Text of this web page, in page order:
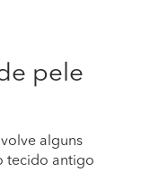
pele
alguns
tecido antigo